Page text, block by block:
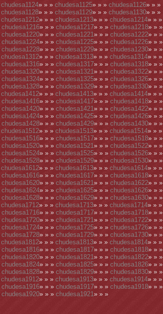
chudesa1124» » » chudesa1125» » » chudesa1126» » »
chudesa1128» » » chudesa1129» » » chudesa1130» » »
chudesa1212» » » chudesa1213» » » chudesa1214» » »
chudesa1216» » » chudesa1217» » » chudesa1218» » »
chudesa1220» » » chudesa1221» » » chudesa1222» » »
chudesa1224» » » chudesa1225» » » chudesa1226» » »
chudesa1228» » » chudesa1229» » » chudesa1230» » »
chudesa1312» » » chudesa1313» » » chudesa1314» » »
chudesa1316» » » chudesa1317» » » chudesa1318» » »
chudesa1320» » » chudesa1321» » » chudesa1322» » »
chudesa1324» » » chudesa1325» » » chudesa1326» » »
chudesa1328» » » chudesa1329» » » chudesa1330» » »
chudesa1412» » » chudesa1413» » » chudesa1414» » »
chudesa1416» » » chudesa1417» » » chudesa1418» » »
chudesa1420» » » chudesa1421» » » chudesa1422» » »
chudesa1424» » » chudesa1425» » » chudesa1426» » »
chudesa1428» » » chudesa1429» » » chudesa1430» » »
chudesa1512» » » chudesa1513» » » chudesa1514» » »
chudesa1516» » » chudesa1517» » » chudesa1518» » »
chudesa1520» » » chudesa1521» » » chudesa1522» » »
chudesa1524» » » chudesa1525» » » chudesa1526» » »
chudesa1528» » » chudesa1529» » » chudesa1530» » »
chudesa1612» » » chudesa1613» » » chudesa1614» » »
chudesa1616» » » chudesa1617» » » chudesa1618» » »
chudesa1620» » » chudesa1621» » » chudesa1622» » »
chudesa1624» » » chudesa1625» » » chudesa1626» » »
chudesa1628» » » chudesa1629» » » chudesa1630» » »
chudesa1712» » » chudesa1713» » » chudesa1714» » »
chudesa1716» » » chudesa1717» » » chudesa1718» » »
chudesa1720» » » chudesa1721» » » chudesa1722» » »
chudesa1724» » » chudesa1725» » » chudesa1726» » »
chudesa1728» » » chudesa1729» » » chudesa1730» » »
chudesa1812» » » chudesa1813» » » chudesa1814» » »
chudesa1816» » » chudesa1817» » » chudesa1818» » »
chudesa1820» » » chudesa1821» » » chudesa1822» » »
chudesa1824» » » chudesa1825» » » chudesa1826» » »
chudesa1828» » » chudesa1829» » » chudesa1830» » »
chudesa1912» » » chudesa1913» » » chudesa1914» » »
chudesa1916» » » chudesa1917» » » chudesa1918» » »
chudesa1920» » » chudesa1921» » »